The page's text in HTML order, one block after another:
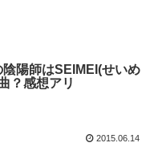
陽師はSEIMEI(せいめ
？感想アリ
2015.06.14